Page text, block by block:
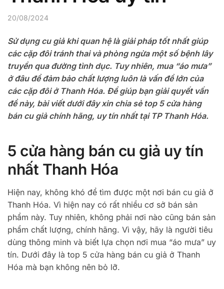
20/08/2024
Sử dụng cu giả khi quan hệ là giải pháp tốt nhất giúp
các cặp đôi tránh thai và phòng ngừa một số bệnh lây
truyền qua đường tình dục. Tuy nhiên, mua “áo mưa”
ở đâu để đảm bảo chất lượng luôn là vấn đề lớn của
các cặp đôi ở Thanh Hóa. Để giúp bạn giải quyết vấn
đề này, bài viết dưới đây xin chia sẻ top 5 cửa hàng
bán cu giả chính hãng, uy tín nhất tại TP Thanh Hóa.
5 cửa hàng bán cu giả uy tín
nhất Thanh Hóa
Hiện nay, không khó để tìm được một nơi bán cu giả ở
Thanh Hóa. Vì hiện nay có rất nhiều cơ sở bán sản
phẩm này. Tuy nhiên, không phải nơi nào cũng bán sản
phẩm chất lượng, chính hãng. Vì vậy, hãy là người tiêu
dùng thông minh và biết lựa chọn nơi mua “áo mưa” uy
tín. Dưới đây là top 5 cửa hàng bán cu giả ở Thanh
Hóa mà bạn không nên bỏ lỡ.